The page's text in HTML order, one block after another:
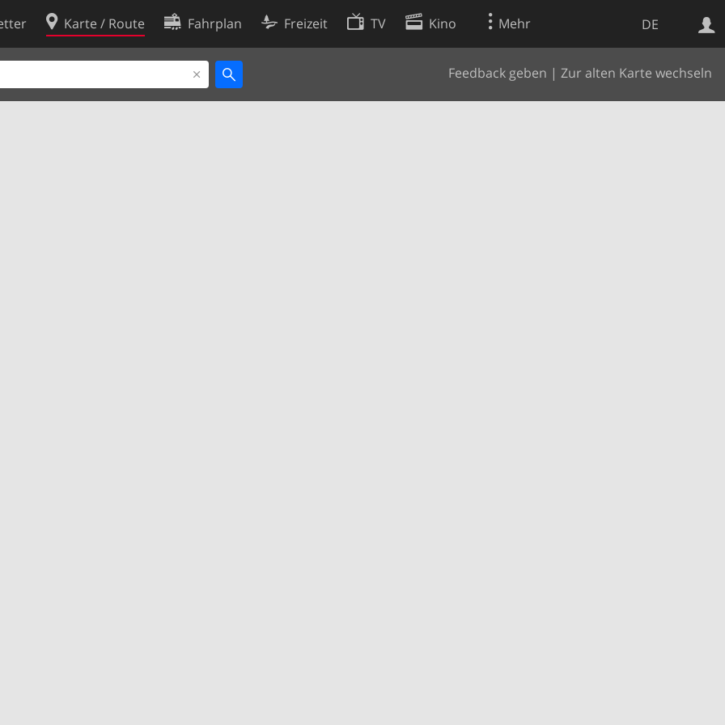
DE
Karte / Route Fahrplan Freizeit TV Kino Mehr
Feedback geben | Zur alten Karte wechseln
Websuche
Cookie-Richtlinie
Cookie-Einstellungen